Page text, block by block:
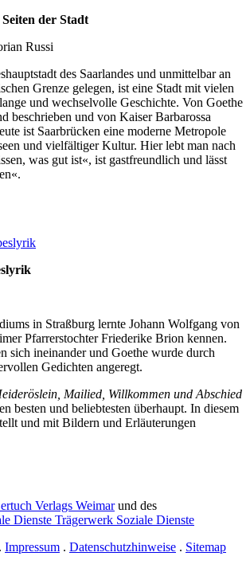
der Stadt
Russi
des Saarlandes und unmittelbar an
Grenze gelegen, ist eine Stadt mit vielen
und wechselvolle Geschichte. Von Goethe
beschrieben und von Kaiser Barbarossa
ist Saarbrücken eine moderne Metropole
und vielfältiger Kultur. Hier lebt man nach
was gut ist«, ist gastfreundlich und lässt
in Straßburg lernte Johann Wolfgang von
Pfarrerstochter Friederike Brion kennen.
sich ineinander und Goethe wurde durch
Gedichten angeregt.
Mailied, Willkommen und Abschied
besten und beliebtesten überhaupt. In diesem
und mit Bildern und Erläuterungen
Verlags Weimarund des
Trägerwerk Soziale Dienste
. Impressum . Datenschutzhinweise . Sitemap